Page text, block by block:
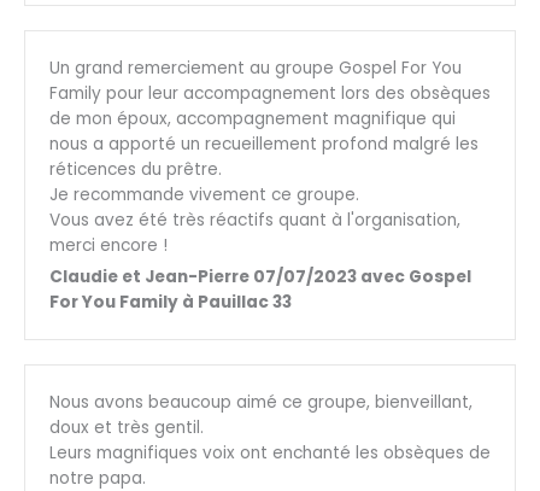
Un grand remerciement au groupe Gospel For You
Family pour leur accompagnement lors des obsèques
de mon époux, accompagnement magnifique qui
nous a apporté un recueillement profond malgré les
réticences du prêtre.
Je recommande vivement ce groupe.
Vous avez été très réactifs quant à l'organisation,
merci encore !
Claudie et Jean-Pierre 07/07/2023 avec Gospel
For You Family à Pauillac 33
Nous avons beaucoup aimé ce groupe, bienveillant,
doux et très gentil.
Leurs magnifiques voix ont enchanté les obsèques de
notre papa.